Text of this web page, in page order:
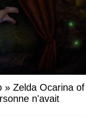
» Zelda Ocarina of
n'avait